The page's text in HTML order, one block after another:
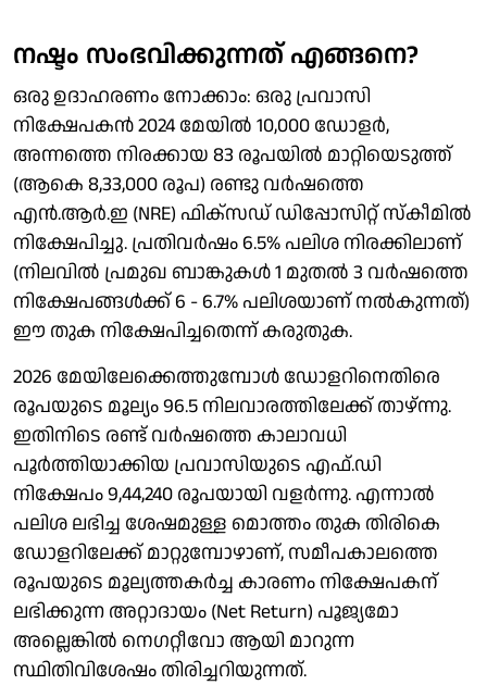
നഷ്ടം സംഭവിക്കുന്നത് എങ്ങനെ?
ഒരു ഉദാഹരണം നോക്കാം: ഒരു പ്രവാസി
നിക്ഷേപകൻ 2024 മേയിൽ 10,000 ഡോളർ,
അന്നത്തെ നിരക്കായ 83 രൂപയിൽ മാറ്റിയെടുത്ത്
(ആകെ 8,33,000 രൂപ) രണ്ടു വർഷത്തെ
എൻ.ആർ.ഇ (NRE) ഫിക്സഡ് ഡിപ്പോസിറ്റ് സ്കീമിൽ
നിക്ഷേപിച്ചു. പ്രതിവർഷം 6.5% പലിശ നിരക്കിലാണ്
(നിലവിൽ പ്രമുഖ ബാങ്കുകൾ 1 മുതൽ 3 വർഷത്തെ
നിക്ഷേപങ്ങൾക്ക് 6 - 6.7% പലിശയാണ് നൽകുന്നത്)
ഈ തുക നിക്ഷേപിച്ചതെന്ന് കരുതുക.
2026 മേയിലേക്കെത്തുമ്പോൾ ഡോളറിനെതിരെ
രൂപയുടെ മൂല്യം 96.5 നിലവാരത്തിലേക്ക് താഴ്ന്നു.
ഇതിനിടെ രണ്ട് വർഷത്തെ കാലാവധി
പൂർത്തിയാക്കിയ പ്രവാസിയുടെ എഫ്.‍ഡി
നിക്ഷേപം 9,44,240 രൂപയായി വളർന്നു. എന്നാൽ
പലിശ ലഭിച്ച ശേഷമുള്ള മൊത്തം തുക തിരികെ
ഡോളറിലേക്ക് മാറ്റുമ്പോഴാണ്, സമീപകാലത്തെ
രൂപയുടെ മൂല്യത്തകർച്ച കാരണം നിക്ഷേപകന്
ലഭിക്കുന്ന അറ്റാദായം (Net Return) പൂജ്യമോ
അല്ലെങ്കിൽ നെഗറ്റീവോ ആയി മാറുന്ന
സ്ഥിതിവിശേഷം തിരിച്ചറിയുന്നത്.